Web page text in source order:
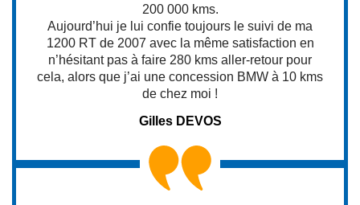
200 000 kms.
Aujourd’hui je lui confie toujours le suivi de ma
1200 RT de 2007 avec la même satisfaction en
n’hésitant pas à faire 280 kms aller-retour pour
cela, alors que j’ai une concession BMW à 10 kms
de chez moi !
Gilles DEVOS